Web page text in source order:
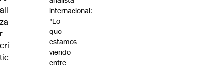
ali
za
r
crí
tic
internacional:
"Lo
que
estamos
viendo
entre